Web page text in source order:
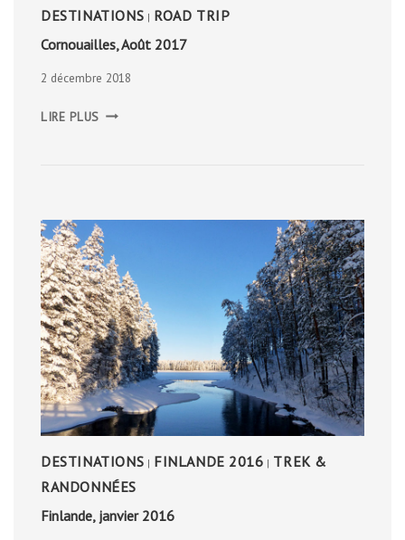
DESTINATIONS | ROAD TRIP
Cornouailles, Août 2017
2 décembre 2018
LIRE PLUS AOÛT
DESTINATIONS | FINLANDE 2016 | TREK &
RANDONNÉES
Finlande, janvier 2016